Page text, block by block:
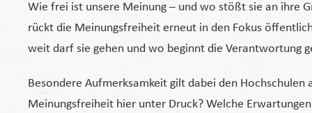
Wie frei ist unsere Meinung – und wo stößt sie an ihre
rückt die Meinungsfreiheit erneut in den Fokus
weit darf sie gehen und wo beginnt die Verantwortung
Besondere Aufmerksamkeit gilt dabei den
Meinungsfreiheit hier unter Druck? Welche